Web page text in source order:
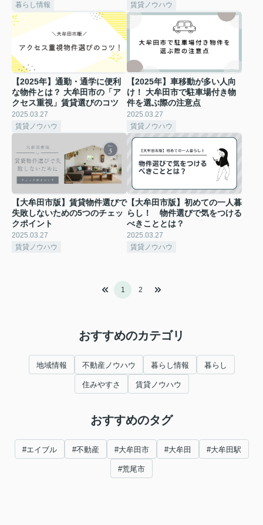
暮らし情報
賃貸ノウハウ
【2025年】通勤・通学に便利
な物件とは？ 大牟田市の「ア
クセス重視」賃貸選びのコツ
2025.03.27
賃貸ノウハウ
【2025年】車移動が多い人向
け！ 大牟田市で駐車場付き物
件を選ぶ際の注意点
2025.03.27
賃貸ノウハウ
【大牟田市版】賃貸物件選びで
失敗しないための5つのチェッ
クポイント
2025.03.27
賃貸ノウハウ
【大牟田市版】初めての一人暮
らし！ 物件選びで気をつける
べきこととは？
2025.03.27
賃貸ノウハウ
1 2
おすすめのカテゴリ
地域情報 不動産ノウハウ 暮らし情報 暮らし
住みやすさ 賃貸ノウハウ
おすすめのタグ
#エイブル #不動産 #大牟田市 #大牟田 #大牟田駅
#荒尾市